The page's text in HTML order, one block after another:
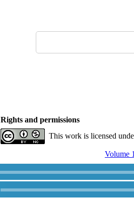
Rights and permissions
This work is licensed
Volume